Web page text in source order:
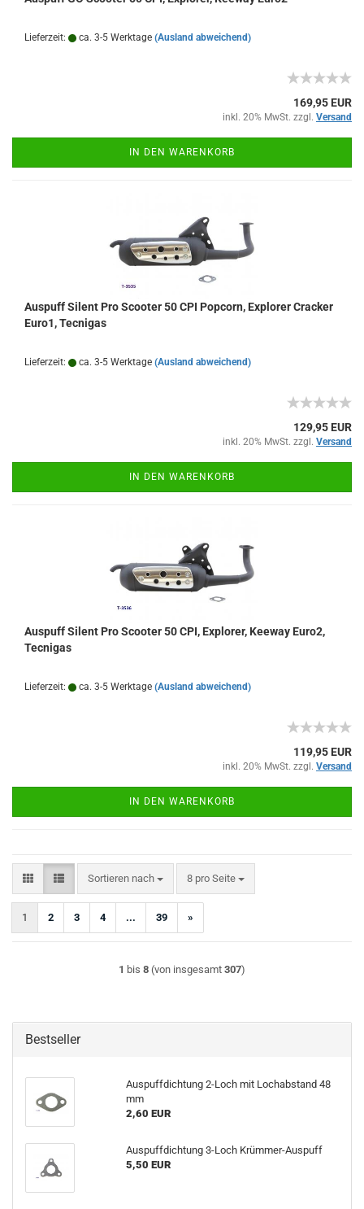
Lieferzeit: ca. 3-5 Werktage (Ausland abweichend)
169,95 EUR
inkl. 20% MwSt. zzgl. Versand
IN DEN WARENKORB
Auspuff Silent Pro Scooter 50 CPI Popcorn, Explorer Cracker
Euro1, Tecnigas
Lieferzeit: ca. 3-5 Werktage (Ausland abweichend)
129,95 EUR
inkl. 20% MwSt. zzgl. Versand
IN DEN WARENKORB
Auspuff Silent Pro Scooter 50 CPI, Explorer, Keeway Euro2,
Tecnigas
Lieferzeit: ca. 3-5 Werktage (Ausland abweichend)
119,95 EUR
inkl. 20% MwSt. zzgl. Versand
IN DEN WARENKORB
Sortieren nach
Sortieren nach 8 pro Seite
pro Seite
1 2 3 4 ... 39 »
1 bis 8 (von insgesamt 307)
Bestseller
Auspuffdichtung 2-Loch mit Lochabstand 48
mm
2,60 EUR
Auspuffdichtung 3-Loch Krümmer-Auspuff
5,50 EUR